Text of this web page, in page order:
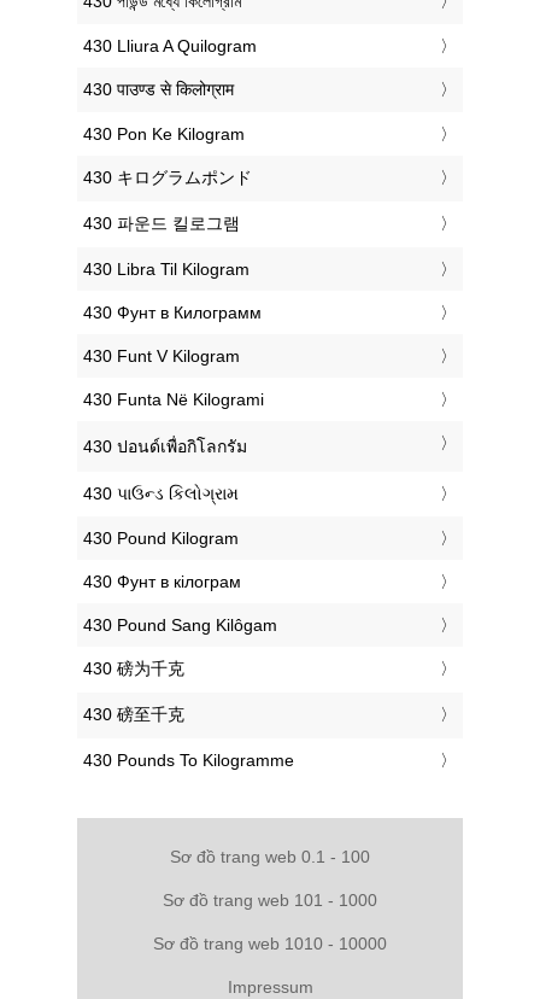
‎430 Lliura A Quilogram
‎430 पाउण्ड से किलोग्राम
‎430 Pon Ke Kilogram
‎430 キログラムポンド
‎430 파운드 킬로그램
‎430 Libra Til Kilogram
‎430 Фунт в Килограмм
‎430 Funt V Kilogram
‎430 Funta Në Kilogrami
‎430 ปอนด์เพื่อกิโลกรัม
‎430 પાઉન્ડ કિલોગ્રામ
‎430 Pound Kilogram
‎430 Фунт в кілограм
‎430 Pound Sang Kilôgam
‎430 磅为千克
‎430 磅至千克
‎430 Pounds To Kilogramme
Sơ đồ trang web 0.1 - 100
Sơ đồ trang web 101 - 1000
Sơ đồ trang web 1010 - 10000
Impressum